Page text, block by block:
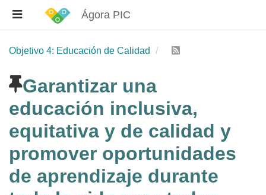
Ágora PIC
Objetivo 4: Educación de Calidad
Garantizar una
educación inclusiva,
equitativa y de calidad y
promover oportunidades
de aprendizaje durante